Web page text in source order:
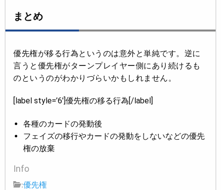
まとめ
優先権が移る行為というのは意外と単純です。逆に
言うと優先権がターンプレイヤー側にあり続けるも
のというのがわかりづらいかもしれません。
[label style=’6′]優先権の移る行為[/label]
各種のカードの発動後
フェイズの移行やカードの発動をしないなどの優先
権の放棄
Info
:優先権